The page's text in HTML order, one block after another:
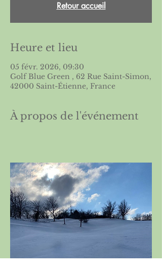
Retour accueil
Heure et lieu
05 févr. 2026, 09:30
Golf Blue Green , 62 Rue Saint-Simon,
42000 Saint-Étienne, France
À propos de l'événement